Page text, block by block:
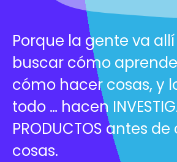
Porque la gente va
buscar cómo
cómo hacer cosas, y
todo … hacen
PRODUCTOS antes
cosas.